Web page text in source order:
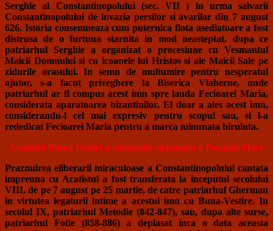
Serghie al Constantinopolului (sec. VII ) in urma salvarii
Constantinopolului de invazia persilor si avarilor din 7 august
626. Istoria consemneaza cum puternica flota asediatoare a fost
distrusa de o furtuna starnita in mod neasteptat, dupa ce
patriarhul Serghie a organizat o procesiune cu Vesmantul
Maicii Domnului si cu icoanele lui Hristos si ale Maicii Sale pe
zidurile orasului. In semn de multumire pentru nesperatul
ajutor, s-a facut priveghere la Biserica Vlaherne, unde
patriarhul ar fi compus acest imn spre lauda Fecioarei Maria,
considerata aparatoarea bizantinilor. El doar a ales acest imn,
considerandu-l cel mai expresiv pentru scopul sau, si l-a
rededicat Fecioarei Maria pentru a marca minunata biruinta.
Acatistul Bunei Vestiri si randuiala tipiconala a Postului Mare
Praznuirea eliberarii miraculoase a Constantinopolului cantata
impreuna cu Acatistul a fost transferata la inceputul secolului
VIII, de pe 7 august pe 25 martie, de catre patriarhul Gherman
in virtutea legaturii intime a acestui imn cu Buna-Vestire. In
secolul IX, patriarhul Metodie (842-847), sau, dupa alte surse,
patriarhul Fotie (858-886) a deplasat inca o data aceasta